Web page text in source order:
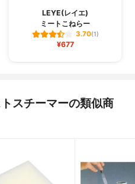
LEYE(レイエ)
ミートこねらー
3.70(1)
¥677
スチーマーの類似商